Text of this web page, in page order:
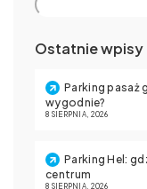
Ostatnie wpisy
Parking pasaż
wygodnie?
8 SIERPNIA, 2026
Parking Hel:
centrum
8 SIERPNIA, 2026